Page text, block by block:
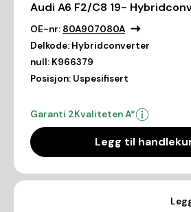
Audi A6 F2/C8 19-
OE-nr: 80A907080A
Delkode: Hybridconverter
null: K966379
Posisjon: Uspesifisert
Garanti 2Kvaliteten A*
Legg til